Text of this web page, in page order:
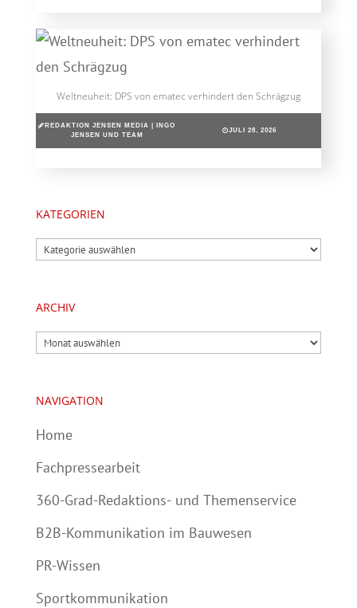
Weltneuheit: DPS von ematec verhindert den Schrägzug
REDAKTION JENSEN MEDIA | INGO
JENSEN UND TEAM
JULI 28, 2026
KATEGORIEN
Kategorien
ARCHIV
Archiv
NAVIGATION
Home
Fachpressearbeit
360-Grad-Redaktions- und Themenservice
B2B-Kommunikation im Bauwesen
PR-Wissen
Sportkommunikation